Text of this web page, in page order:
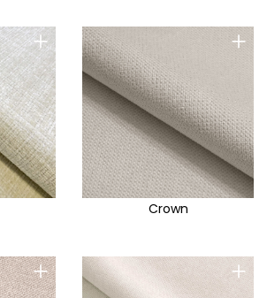
+ +
Crown
+ +